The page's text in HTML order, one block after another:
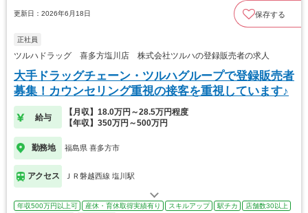
更新日：2026年6月18日 保存する
正社員
ツルハドラッグ 喜多方塩川店 株式会社ツルハの登録販売者の求人
大手ドラッグチェーン・ツルハグループで登録販売者
募集！カウンセリング重視の接客を重視しています♪
給与
【月収】18.0万円～28.5万円程度
【年収】350万円～500万円
勤務地 福島県 喜多方市
アクセス ＪＲ磐越西線 塩川駅
年収500万円以上可 産休・育休取得実績有り スキルアップ 駅チカ
店舗数30以上